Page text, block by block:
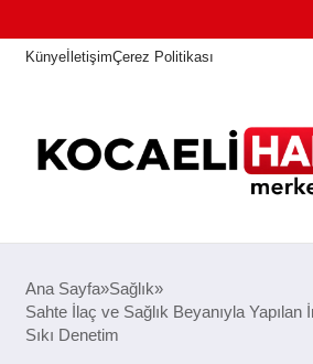
KünyeİletişimÇerez Politikası
ANASAYFA
Ana Sayfa Sağlık
Sahte İlaç ve Sağlık Beyanıyla Yapılan
Sıkı Denetim